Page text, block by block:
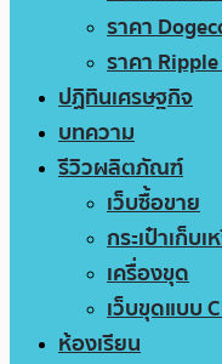
ราคา
ราคา
ปฏิทินเศรษฐกิจ
บทความ
รีวิวผลิตภัณฑ์
เว็บซื้อขาย
กระเป๋าเก็บ
เครื่องขุด
เว็บขุดแบบ
ห้องเรียน